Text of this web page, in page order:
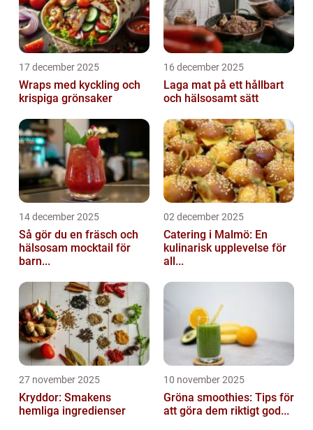
17 december 2025
Wraps med kyckling och
krispiga grönsaker
16 december 2025
Laga mat på ett hållbart
och hälsosamt sätt
14 december 2025
Så gör du en fräsch och
hälsosam mocktail för
barn...
02 december 2025
Catering i Malmö: En
kulinarisk upplevelse för
all...
27 november 2025
Kryddor: Smakens
hemliga ingredienser
10 november 2025
Gröna smoothies: Tips för
att göra dem riktigt god...